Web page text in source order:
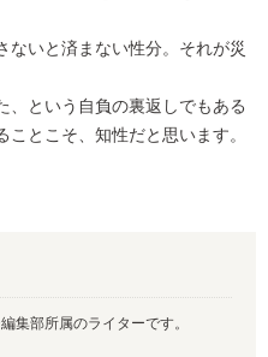
ないと済まない性分。それが災
、という自負の裏返しでもある
とこそ、知性だと思います。
集部所属のライターです。